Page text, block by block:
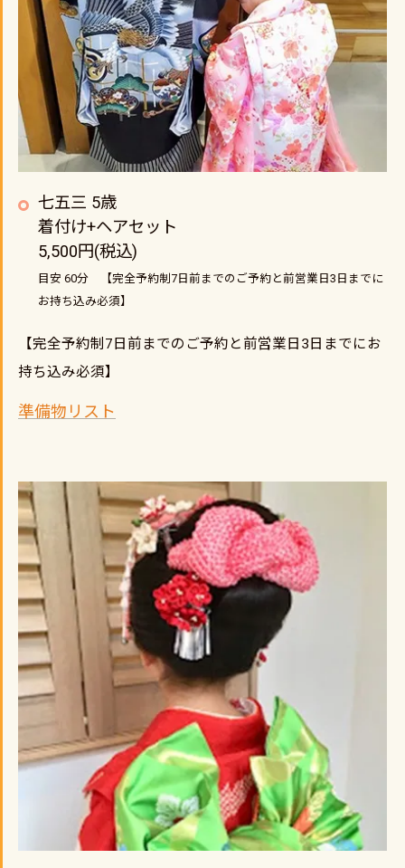
七五三 5歳
着付け+ヘアセット
5,500円(税込)
目安 60分 【完全予約制7日前までのご予約と前営業日3日までに
お持ち込み必須】
【完全予約制7日前までのご予約と前営業日3日までにお
持ち込み必須】
準備物リスト